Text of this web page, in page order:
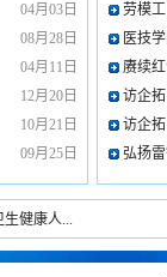
04月03日
08月28日
04月11日
12月20日
10月21日
09月25日
劳模
医技
赓续
访企
访企
弘扬
生健康人...